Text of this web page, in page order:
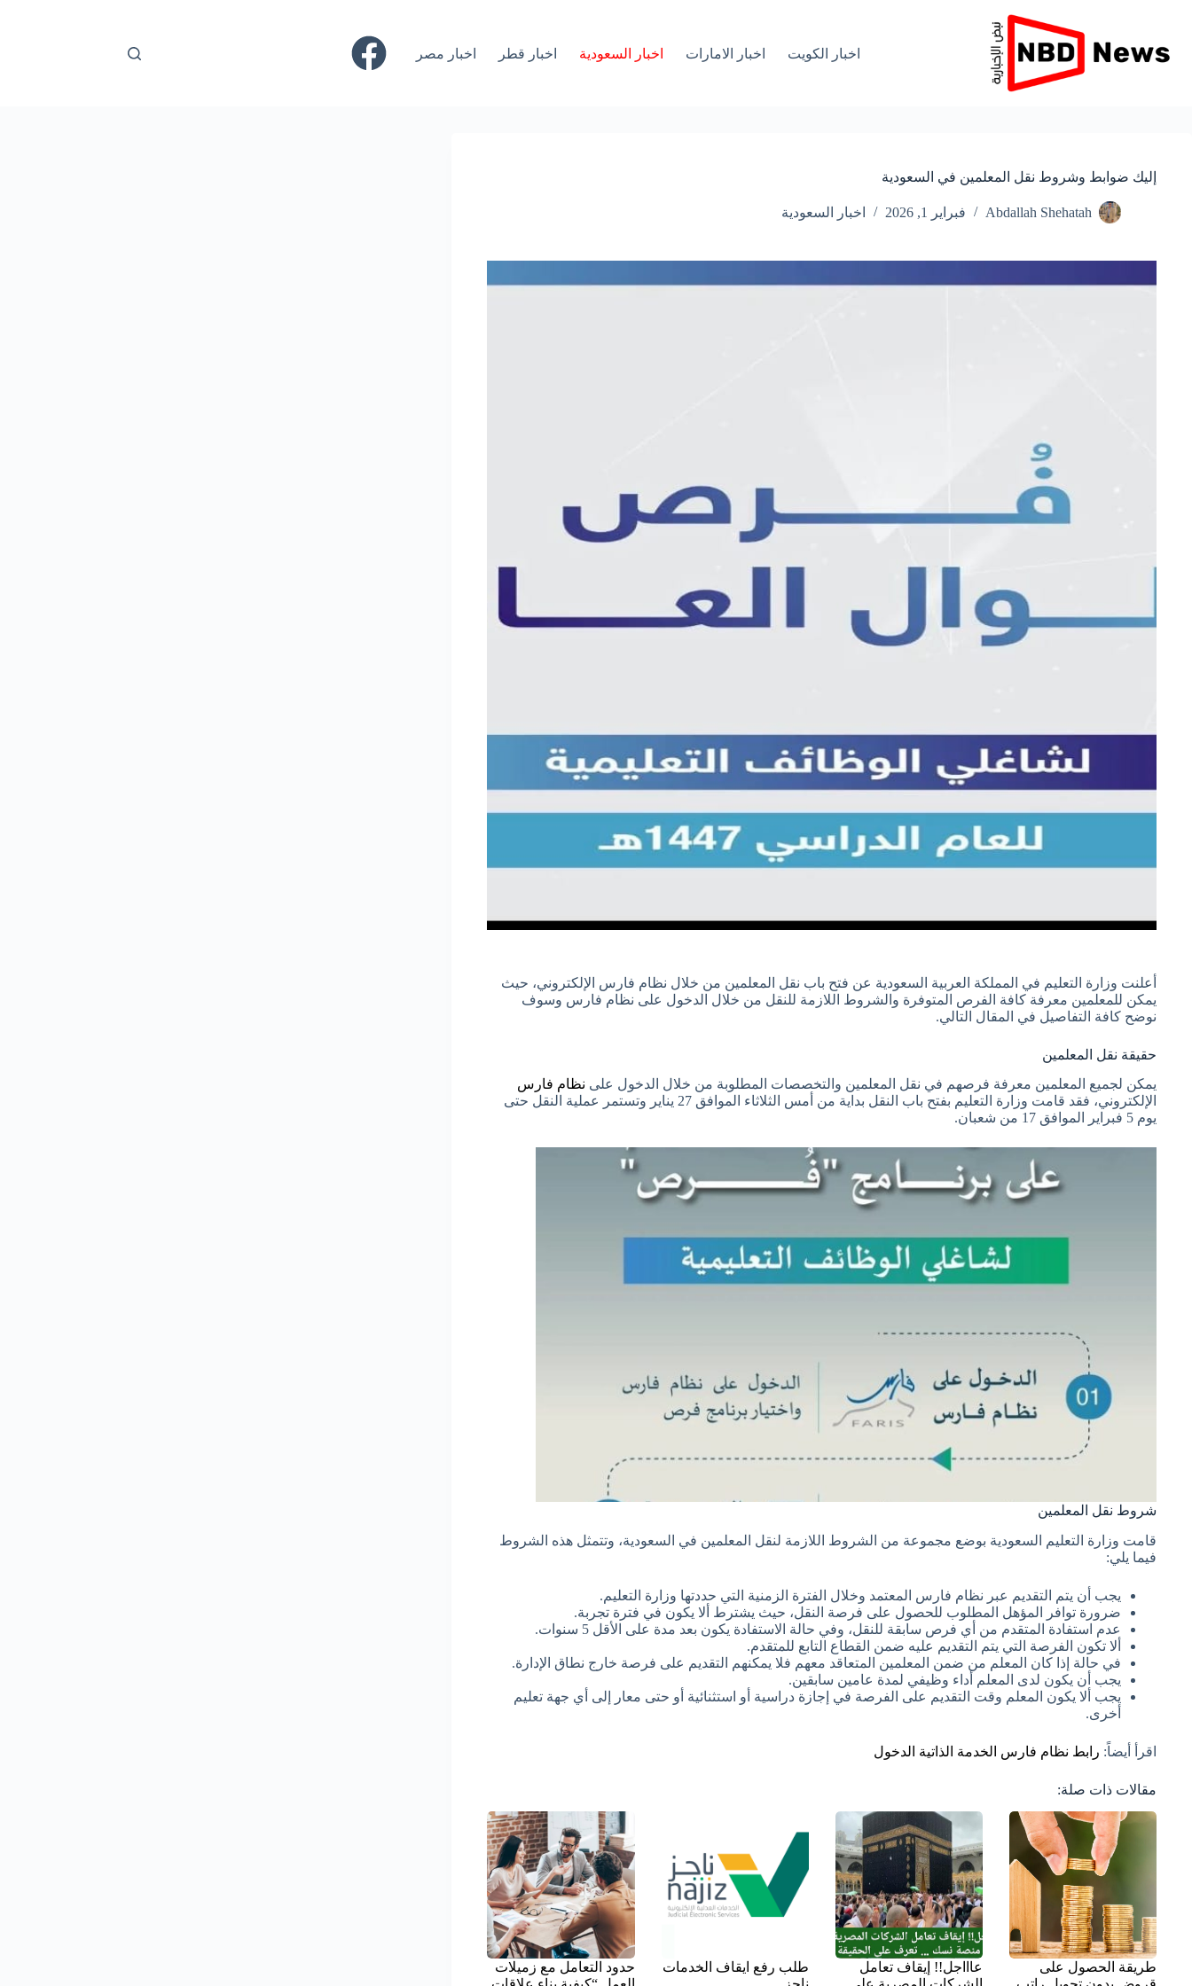
اخبار الكويت اخبار الامارات اخبار السعودية اخبار قطر اخبار مصر
إليك ضوابط وشروط نقل المعلمين في السعودية
Abdallah Shehatah فبراير 1, 2026 اخبار السعودية
أعلنت وزارة التعليم في المملكة العربية السعودية عن فتح باب نقل المعلمين من خلال نظام فارس الإلكتروني، حيث
يمكن للمعلمين معرفة كافة الفرص المتوفرة والشروط اللازمة للنقل من خلال الدخول على نظام فارس وسوف
نوضح كافة التفاصيل في المقال التالي.
حقيقة نقل المعلمين
يمكن لجميع المعلمين معرفة فرصهم في نقل المعلمين والتخصصات المطلوبة من خلال الدخول على نظام فارس
الإلكتروني، فقد قامت وزارة التعليم بفتح باب النقل بداية من أمس الثلاثاء الموافق 27 يناير وتستمر عملية النقل حتى
يوم 5 فبراير الموافق 17 من شعبان.
شروط نقل المعلمين
قامت وزارة التعليم السعودية بوضع مجموعة من الشروط اللازمة لنقل المعلمين في السعودية، وتتمثل هذه الشروط
فيما يلي:
يجب أن يتم التقديم عبر نظام فارس المعتمد وخلال الفترة الزمنية التي حددتها وزارة التعليم.
ضرورة توافر المؤهل المطلوب للحصول على فرصة النقل، حيث يشترط ألا يكون في فترة تجربة.
عدم استفادة المتقدم من أي فرص سابقة للنقل، وفي حالة الاستفادة يكون بعد مدة على الأقل 5 سنوات.
ألا تكون الفرصة التي يتم التقديم عليه ضمن القطاع التابع للمتقدم.
في حالة إذا كان المعلم من ضمن المعلمين المتعاقد معهم فلا يمكنهم التقديم على فرصة خارج نطاق الإدارة.
يجب أن يكون لدى المعلم أداء وظيفي لمدة عامين سابقين.
يجب ألا يكون المعلم وقت التقديم على الفرصة في إجازة دراسية أو استثنائية أو حتى معار إلى أي جهة تعليم
أخرى.
اقرأ أيضاً: رابط نظام فارس الخدمة الذاتية الدخول
مقالات ذات صلة:
طريقة الحصول على
عاااجل!! إيقاف تعامل
طلب رفع ايقاف الخدمات
حدود التعامل مع زميلات